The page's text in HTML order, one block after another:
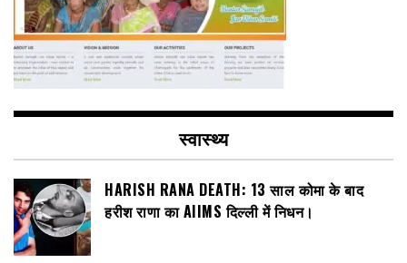
स्वास्थ्य
HARISH RANA DEATH: 13 साल कोमा के बाद
हरीश राणा का AIIMS दिल्ली में निधन।